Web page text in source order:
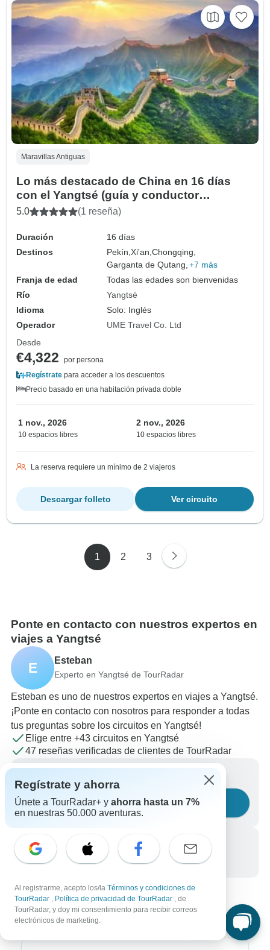
Maravillas Antiguas
Lo más destacado de China en 16 días
con el Yangtsé (guía y conductor
privados）Circuito familiar Personalizable
5.0 (1 reseña)
Duración
16 días
Destinos
Pekín,Xi'an,Chongqing,
Garganta de Qutang, +7 más
Franja de edad
Todas las edades son bienvenidas
Río
Yangtsé
Idioma
Solo: Inglés
Operador
UME Travel Co. Ltd
Desde
€4,322
por persona
Regístrate para acceder a los descuentos
Precio basado en una habitación privada doble
1 nov., 2026
10 espacios libres
2 nov., 2026
10 espacios libres
La reserva requiere un mínimo de 2 viajeros
Ver circuito
Descargar folleto
1 2 3
Ponte en contacto con nuestros expertos en
viajes a Yangtsé
E Esteban
Experto en Yangtsé de TourRadar
Esteban es uno de nuestros expertos en viajes a Yangtsé.
¡Ponte en contacto con nosotros para responder a todas
tus preguntas sobre los circuitos en Yangtsé!
Elige entre +43 circuitos en Yangtsé
47 reseñas verificadas de clientes de TourRadar
Haznos una pregunta
Llámanos
+34 933 938 984
Regístrate y ahorra
Únete a TourRadar+ y ahorra hasta un 7%
en nuestras 50.000 aventuras.
Al registrarme, acepto los/la Términos y condiciones de
TourRadar , Política de privacidad de TourRadar , de
TourRadar, y doy mi consentimiento para recibir correos
electrónicos de marketing.